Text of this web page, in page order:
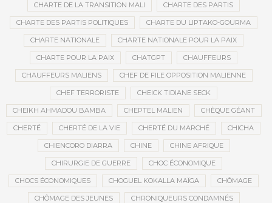
CHARTE DE LA TRANSITION MALI CHARTE DES PARTIS
CHARTE DES PARTIS POLITIQUES CHARTE DU LIPTAKO-GOURMA
CHARTE NATIONALE CHARTE NATIONALE POUR LA PAIX
CHARTE POUR LA PAIX CHATGPT CHAUFFEURS
CHAUFFEURS MALIENS CHEF DE FILE OPPOSITION MALIENNE
CHEF TERRORISTE CHEICK TIDIANE SECK
CHEIKH AHMADOU BAMBA CHEPTEL MALIEN CHÈQUE GÉANT
CHERTÉ CHERTÉ DE LA VIE CHERTÉ DU MARCHÉ CHICHA
CHIENCORO DIARRA CHINE CHINE AFRIQUE
CHIRURGIE DE GUERRE CHOC ÉCONOMIQUE
CHOCS ÉCONOMIQUES CHOGUEL KOKALLA MAÏGA CHÔMAGE
CHÔMAGE DES JEUNES CHRONIQUEURS CONDAMNÉS